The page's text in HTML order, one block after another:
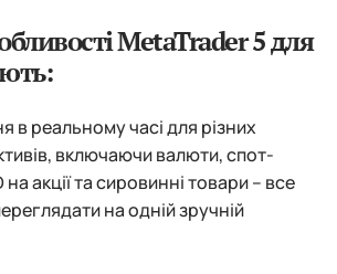
MetaTrader 5 для
в реальному часі для різних
включаючи валюти, спот-
на акції та сировинні товари – все
на одній зручній